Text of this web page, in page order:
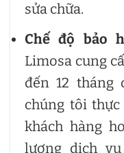
sửa chữa.
Chế độ bảo
Limosa cung
đến 12 tháng
chúng tôi thực
khách hàng
lượng dịch